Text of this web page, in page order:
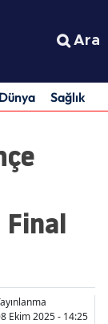
Ara
Dünya Sağlık
Final
Ekim 2025 - 14:25